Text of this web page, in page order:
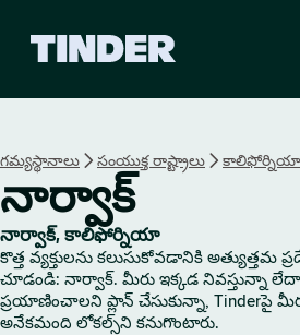
r
గమ్యస్థానాలు సంయుక్త రాష్ట్రాలు కాలిఫోర్నియా
నార్వాక్
నార్వాక్, కాలిఫోర్నియా
కొత్త వ్యక్తులను కలుసుకోవడానికి అత్యుత్తమ
చూడండి: నార్వాక్. మీరు ఇక్కడ నివస్తున్నా లేదా
ప్రయాణించాలని ప్లాన్ చేసుకున్నా, Tinderపై
అనేకమంది లోకల్స్‌ని కనుగొంటారు.